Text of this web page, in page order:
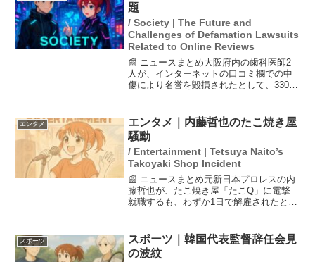
題
/ Society | The Future and
Challenges of Defamation Lawsuits
Related to Online Reviews
📰 ニュースまとめ大阪府内の歯科医師2
人が、インターネットの口コミ欄での中
傷により名誉を毀損されたとして、330万
26万円の賠償額が認定されたが、歯科医
師側は控訴して...
エンタメ
エンタメ｜内藤哲也のたこ焼き屋
騒動
/ Entertainment | Tetsuya Naito’s
Takoyaki Shop Incident
📰 ニュースまとめ元新日本プロレスの内
藤哲也が、たこ焼き屋「たこQ」に電撃
就職するも、わずか1日で解雇されたとい
は、行きつけのたこ焼き屋でゲリラ出勤
を行った結果、店...
スポーツ
スポーツ｜韓国代表監督辞任会見
の波紋